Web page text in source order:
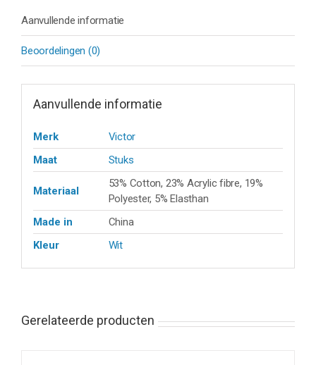
Aanvullende informatie
Beoordelingen (0)
Aanvullende informatie
Merk
Victor
Maat
Stuks
Materiaal
53% Cotton, 23% Acrylic fibre, 19%
Polyester, 5% Elasthan
Made in
China
Kleur
Wit
Gerelateerde producten